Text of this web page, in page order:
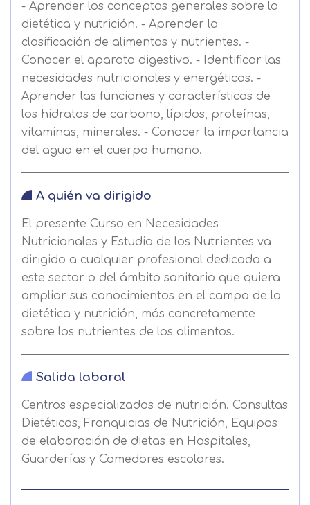
- Aprender los conceptos generales sobre la
dietética y nutrición. - Aprender la
clasificación de alimentos y nutrientes. -
Conocer el aparato digestivo. - Identificar las
necesidades nutricionales y energéticas. -
Aprender las funciones y características de
los hidratos de carbono, lípidos, proteínas,
vitaminas, minerales. - Conocer la importancia
del agua en el cuerpo humano.
A quién va dirigido
El presente Curso en Necesidades
Nutricionales y Estudio de los Nutrientes va
dirigido a cualquier profesional dedicado a
este sector o del ámbito sanitario que quiera
ampliar sus conocimientos en el campo de la
dietética y nutrición, más concretamente
sobre los nutrientes de los alimentos.
Salida laboral
Centros especializados de nutrición. Consultas
Dietéticas, Franquicias de Nutrición, Equipos
de elaboración de dietas en Hospitales,
Guarderías y Comedores escolares.